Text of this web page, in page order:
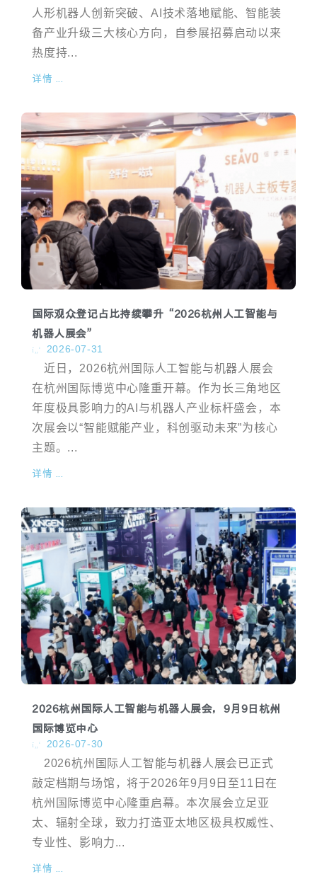
人形机器人创新突破、AI技术落地赋能、智能装
备产业升级三大核心方向，自参展招募启动以来
热度持...
详情 ...
国际观众登记占比持续攀升“2026杭州人工智能与
机器人展会”
2026-07-31
近日，2026杭州国际人工智能与机器人展会
在杭州国际博览中心隆重开幕。作为长三角地区
年度极具影响力的AI与机器人产业标杆盛会，本
次展会以“智能赋能产业，科创驱动未来”为核心
主题。...
详情 ...
2026杭州国际人工智能与机器人展会，9月9日杭州
国际博览中心
2026-07-30
2026杭州国际人工智能与机器人展会已正式
敲定档期与场馆，将于2026年9月9日至11日在
杭州国际博览中心隆重启幕。本次展会立足亚
太、辐射全球，致力打造亚太地区极具权威性、
专业性、影响力...
详情 ...